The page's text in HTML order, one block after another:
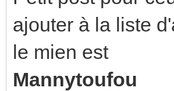
ajouter à la liste
le mien est
Mannytoufou